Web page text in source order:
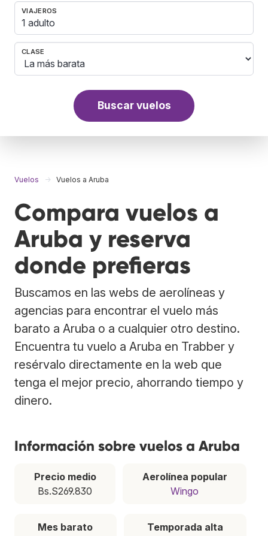
VIAJEROS
1 adulto
CLASE
Buscar vuelos
Vuelos Vuelos a Aruba
Compara vuelos a
Aruba y reserva
donde prefieras
Buscamos en las webs de aerolíneas y
agencias para encontrar el vuelo más
barato a Aruba o a cualquier otro destino.
Encuentra tu vuelo a Aruba en Trabber y
resérvalo directamente en la web que
tenga el mejor precio, ahorrando tiempo y
dinero.
Información sobre vuelos a Aruba
Precio medio
Bs.S269.830
Aerolínea popular
Wingo
Mes barato
Temporada alta